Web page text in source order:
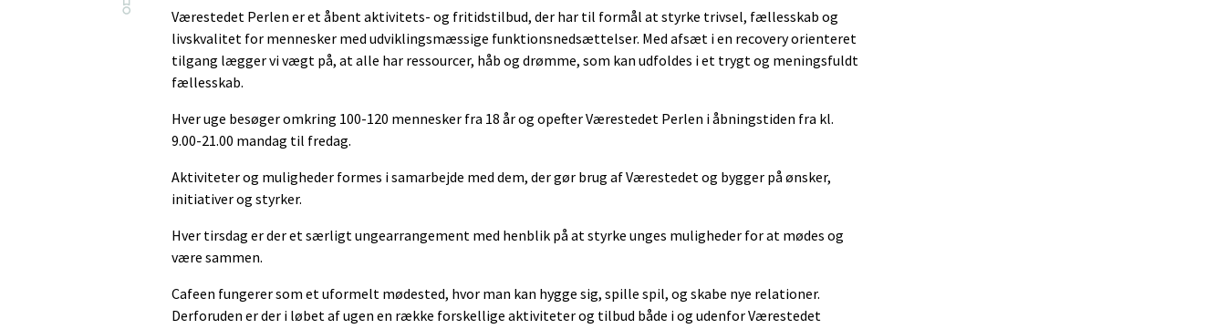
Værestedet Perlen er et åbent aktivitets- og fritidstilbud, der har til formål at styrke trivsel, fællesskab og
livskvalitet for mennesker med udviklingsmæssige funktionsnedsættelser. Med afsæt i en recovery orienteret
tilgang lægger vi vægt på, at alle har ressourcer, håb og drømme, som kan udfoldes i et trygt og meningsfuldt
fællesskab.
Hver uge besøger omkring 100-120 mennesker fra 18 år og opefter Værestedet Perlen i åbningstiden fra kl.
9.00-21.00 mandag til fredag.
Aktiviteter og muligheder formes i samarbejde med dem, der gør brug af Værestedet og bygger på ønsker,
initiativer og styrker.
Hver tirsdag er der et særligt ungearrangement med henblik på at styrke unges muligheder for at mødes og
være sammen.
Cafeen fungerer som et uformelt mødested, hvor man kan hygge sig, spille spil, og skabe nye relationer.
Derforuden er der i løbet af ugen en række forskellige aktiviteter og tilbud både i og udenfor Værestedet